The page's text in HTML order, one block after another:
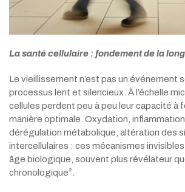
La santé cellulaire : fondement de la
Le vieillissement n’est pas un événement
processus lent et silencieux. À l’échelle
cellules perdent peu à peu leur capacité à
manière optimale. Oxydation, inflammation
dérégulation métabolique, altération des
intercellulaires : ces mécanismes
âge biologique, souvent plus révélateur
chronologique².